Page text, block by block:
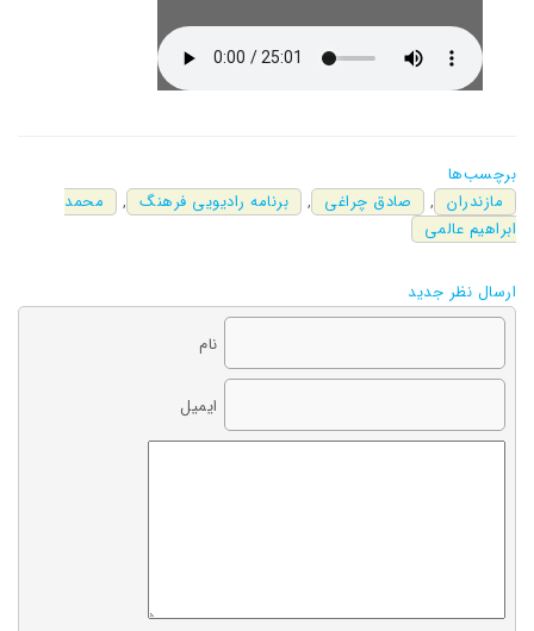
برچسب‌ها
مازندران , صادق چراغی , برنامه رادیویی فرهنگ ,
محمد
ابراهیم عالمی
ارسال نظر جدید
نام
ایمیل